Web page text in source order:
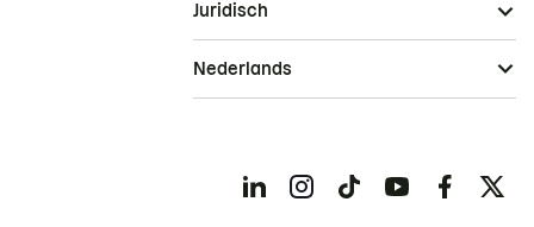
Juridisch
Nederlands